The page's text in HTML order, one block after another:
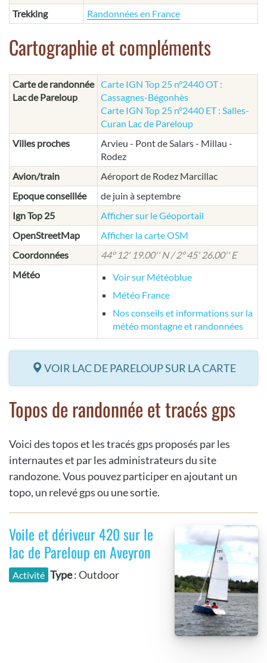
Trekking
Randonnées en France
Cartographie et compléments
Carte de randonnée
Lac de Pareloup
Carte IGN Top 25 n°2440 OT :
Cassagnes-Bégonhès
Carte IGN Top 25 n°2440 ET : Salles-
Curan Lac de Pareloup
Villes proches
Arvieu - Pont de Salars - Millau -
Rodez
Avion/train
Aéroport de Rodez Marcillac
Epoque conseillée
de juin à septembre
Ign Top 25
Afficher sur le Géoportail
OpenStreetMap
Afficher la carte OSM
Coordonnées
44° 12' 19.00'' N / 2° 45' 26.00'' E
Météo
Voir sur Météoblue
Météo France
Nos conseils et informations sur la
météo montagne et randonnées
VOIR LAC DE PARELOUP SUR LA CARTE
Topos de randonnée et tracés gps
Voici des topos et les tracés gps proposés par les
internautes et par les administrateurs du site
randozone. Vous pouvez participer en ajoutant un
topo, un relevé gps ou une sortie.
Voile et dériveur 420 sur le
lac de Pareloup en Aveyron
Activité Type: Outdoor